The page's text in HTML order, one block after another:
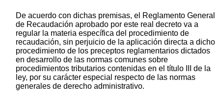
De acuerdo con dichas premisas, el Reglamento General
de Recaudación aprobado por este real decreto va a
regular la materia específica del procedimiento de
recaudación, sin perjuicio de la aplicación directa a dicho
procedimiento de los preceptos reglamentarios dictados
en desarrollo de las normas comunes sobre
procedimientos tributarios contenidas en el título III de la
ley, por su carácter especial respecto de las normas
generales de derecho administrativo.